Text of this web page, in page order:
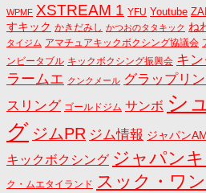
WPMF XSTREAM 1 YFU Youtube
すキック かきだみし かつおのタタキック ね
タイジム アマチュアキックボクシング協議会
ンビータブル キックボクシング振興会 キ
ラームエ クンクメール グラップリ
スリング ゴールドジム サンボ シ
グ ジムPR ジム情報 ジャパン
キックボクシング ジャパン
ク・ムエタイランド スック・ワ